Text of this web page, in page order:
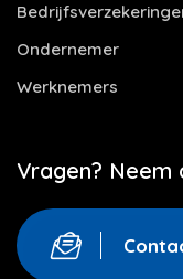
Ondernemer
Werknemers
Vragen?